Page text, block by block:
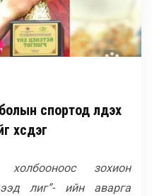
спортод үлдэх
хүсдэг
зохион
лиг”- ийн аварга